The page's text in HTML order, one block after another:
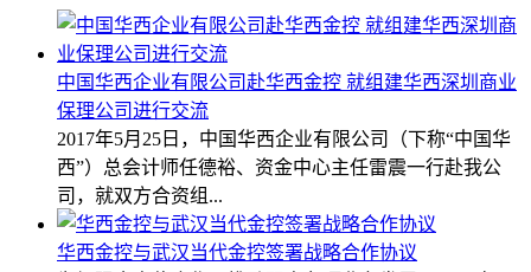
中国华西企业有限公司赴华西金控 就组建华西深圳商业
保理公司进行交流
2017年5月25日，中国华西企业有限公司（下称“中国华
西”）总会计师任德裕、资金中心主任雷震一行赴我公
司，就双方合资组...
华西金控与武汉当代金控签署战略合作协议